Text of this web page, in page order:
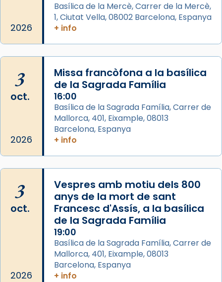
gran a Mataró.
«Si vols saber què és calor, ves per les
Share
Arquebisbat de Barcelona
2 weeks ago
Jaume, fill de Zebedeu, és juntament amb el
seu germà Joan i Pere un dels que
acompanyava més de prop Jesús.
Herodes Agripa (vers l'any 44).
Patró de Galícia, després de les invasions
musulmanes fou venerat com a patró dels
Regnes castellans i més tard de tota
El seu sepulcre a Compostela fou un gran
centre de peregrinacions medievals de tot
2026
Basílica de la Mercè, Carrer de la Mercè,
1, Ciutat Vella, 08002 Barcelona, Espanya
+ info
3
oct.
2026
Missa francòfona a la basílica
de la Sagrada Família
16:00
Basílica de la Sagrada Família, Carrer de
Mallorca, 401, Eixample, 08013
Barcelona, Espanya
+ info
3
oct.
2026
Vespres amb motiu dels 800
anys de la mort de sant
Francesc d'Assís, a la basílica
de la Sagrada Família
19:00
Basílica de la Sagrada Família, Carrer de
Mallorca, 401, Eixample, 08013
Barcelona, Espanya
+ info